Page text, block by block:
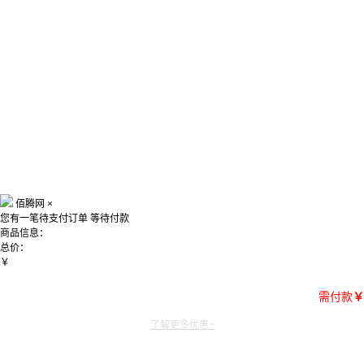
佰腾网 ×
您有一笔待支付订单 等待付款
商品信息：
总价：
￥
需付款￥
了解更多优惠~